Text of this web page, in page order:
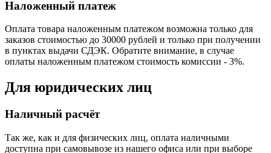
Наложенный платеж
Оплата товара наложенным платежом возможна только для
заказов стоимостью до 30000 рублей и только при получении
в пунктах выдачи СДЭК. Обратите внимание, в случае
оплаты наложенным платежом стоимость комиссии - 3%.
Для юридических лиц
Наличный расчёт
Так же, как и для физических лиц, оплата наличными
доступна при самовывозе из нашего офиса или при выборе